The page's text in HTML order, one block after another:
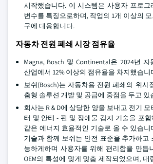
시작했습니다. 이 시스템은 사용자 프로그
변수를 특징으로하며, 작업의 1개 이상의
구에 대응합니다.
자동차 전원 폐쇄 시장 점유율
Magna, Bosch 및 Continental은 2024년
산업에서 12% 이상의 점유율을 차지했습니
보쉬(Bosch)는 자동차용 전원 폐쇄의 위시
춤형 솔루션 개발 및 공급에 중점을 두고 있
회사는 R & D에 상당한 양을 보내고 전기
터 및 안티 - 핀 및 장애물 감지 기술을 포
같은 에너지 효율적인 기술로 올 수 있습니
기술과 함께 보쉬는 안전 표준을 추가하고
능하게하며 사용자를 위해 편리함을 만듭
OEM의 특성에 맞게 맞춤 제작되었으며, 대